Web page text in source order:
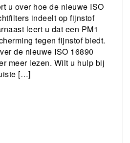
u over hoe de nieuwe ISO
indeelt op fijnstof
leert u dat een PM1
tegen fijnstof biedt.
de nieuwe ISO 16890
meer lezen. Wilt u hulp bij
[…]